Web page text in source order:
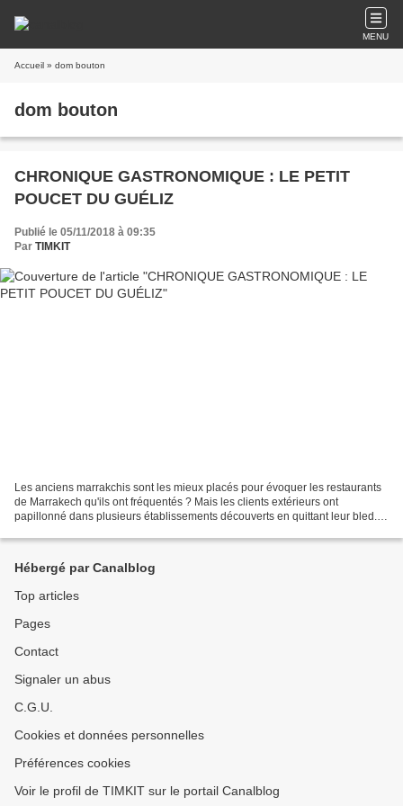
MENU
Accueil » dom bouton
dom bouton
CHRONIQUE GASTRONOMIQUE : LE PETIT
POUCET DU GUÉLIZ
Publié le 05/11/2018 à 09:35
Par TIMKIT
Les anciens marrakchis sont les mieux placés pour évoquer les restaurants
de Marrakech qu'ils ont fréquentés ? Mais les clients extérieurs ont
papillonné dans plusieurs établissements découverts en quittant leur bled.
Hébergé par Canalblog
Top articles
Pages
Contact
Signaler un abus
C.G.U.
Cookies et données personnelles
Préférences cookies
Voir le profil de TIMKIT sur le portail Canalblog